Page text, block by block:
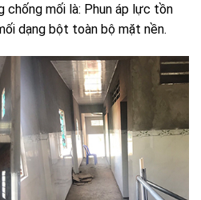
chống mối là: Phun áp lực tồn
dạng bột toàn bộ mặt nền.